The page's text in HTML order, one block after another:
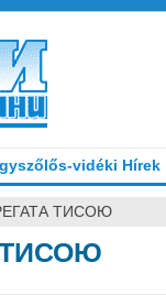
vidéki Hírek
ТИСОЮ
ТИСОЮ